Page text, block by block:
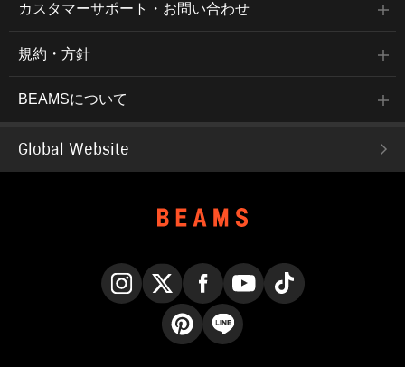
カスタマーサポート・お問い合わせ
規約・方針
BEAMSについて
Global Website